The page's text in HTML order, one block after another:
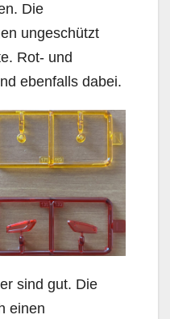
Die
ungeschützt
Rot- und
ebenfalls dabei.
sind gut. Die
einen